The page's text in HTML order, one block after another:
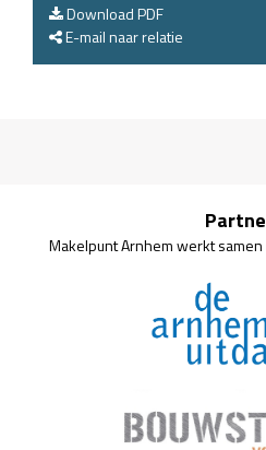
Download PDF
E-mail naar relatie
Makelpunt Arnhem werkt